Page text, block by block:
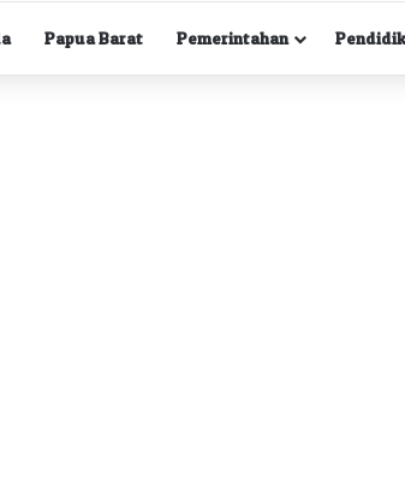
Papua Barat Pemerintahan